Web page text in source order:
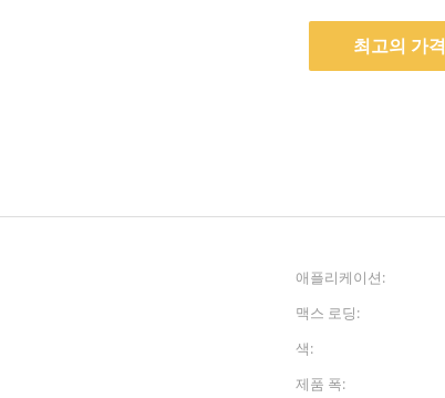
최고의 가격
애플리케이션:
맥스 로딩:
색:
제품 폭: